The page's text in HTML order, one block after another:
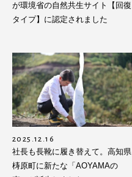
が環境省の自然共生サイト【回復
タイプ】に認定されました
2025.12.16
社長も長靴に履き替えて。高知県
梼原町に新たな「AOYAMAの